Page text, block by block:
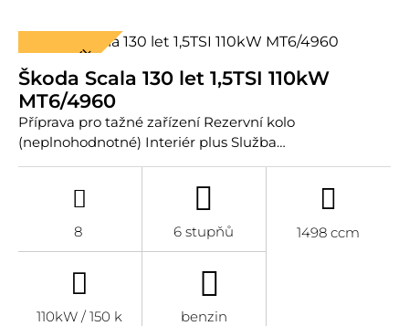
AKČNÍ MODEL
Škoda Scala 130 let 1,5TSI 110kW
MT6/4960
Příprava pro tažné zařízení Rezervní kolo
(neplnohodnotné) Interiér plus Služba…
8 6 stupňů 1498 ccm
110kW / 150 k benzin